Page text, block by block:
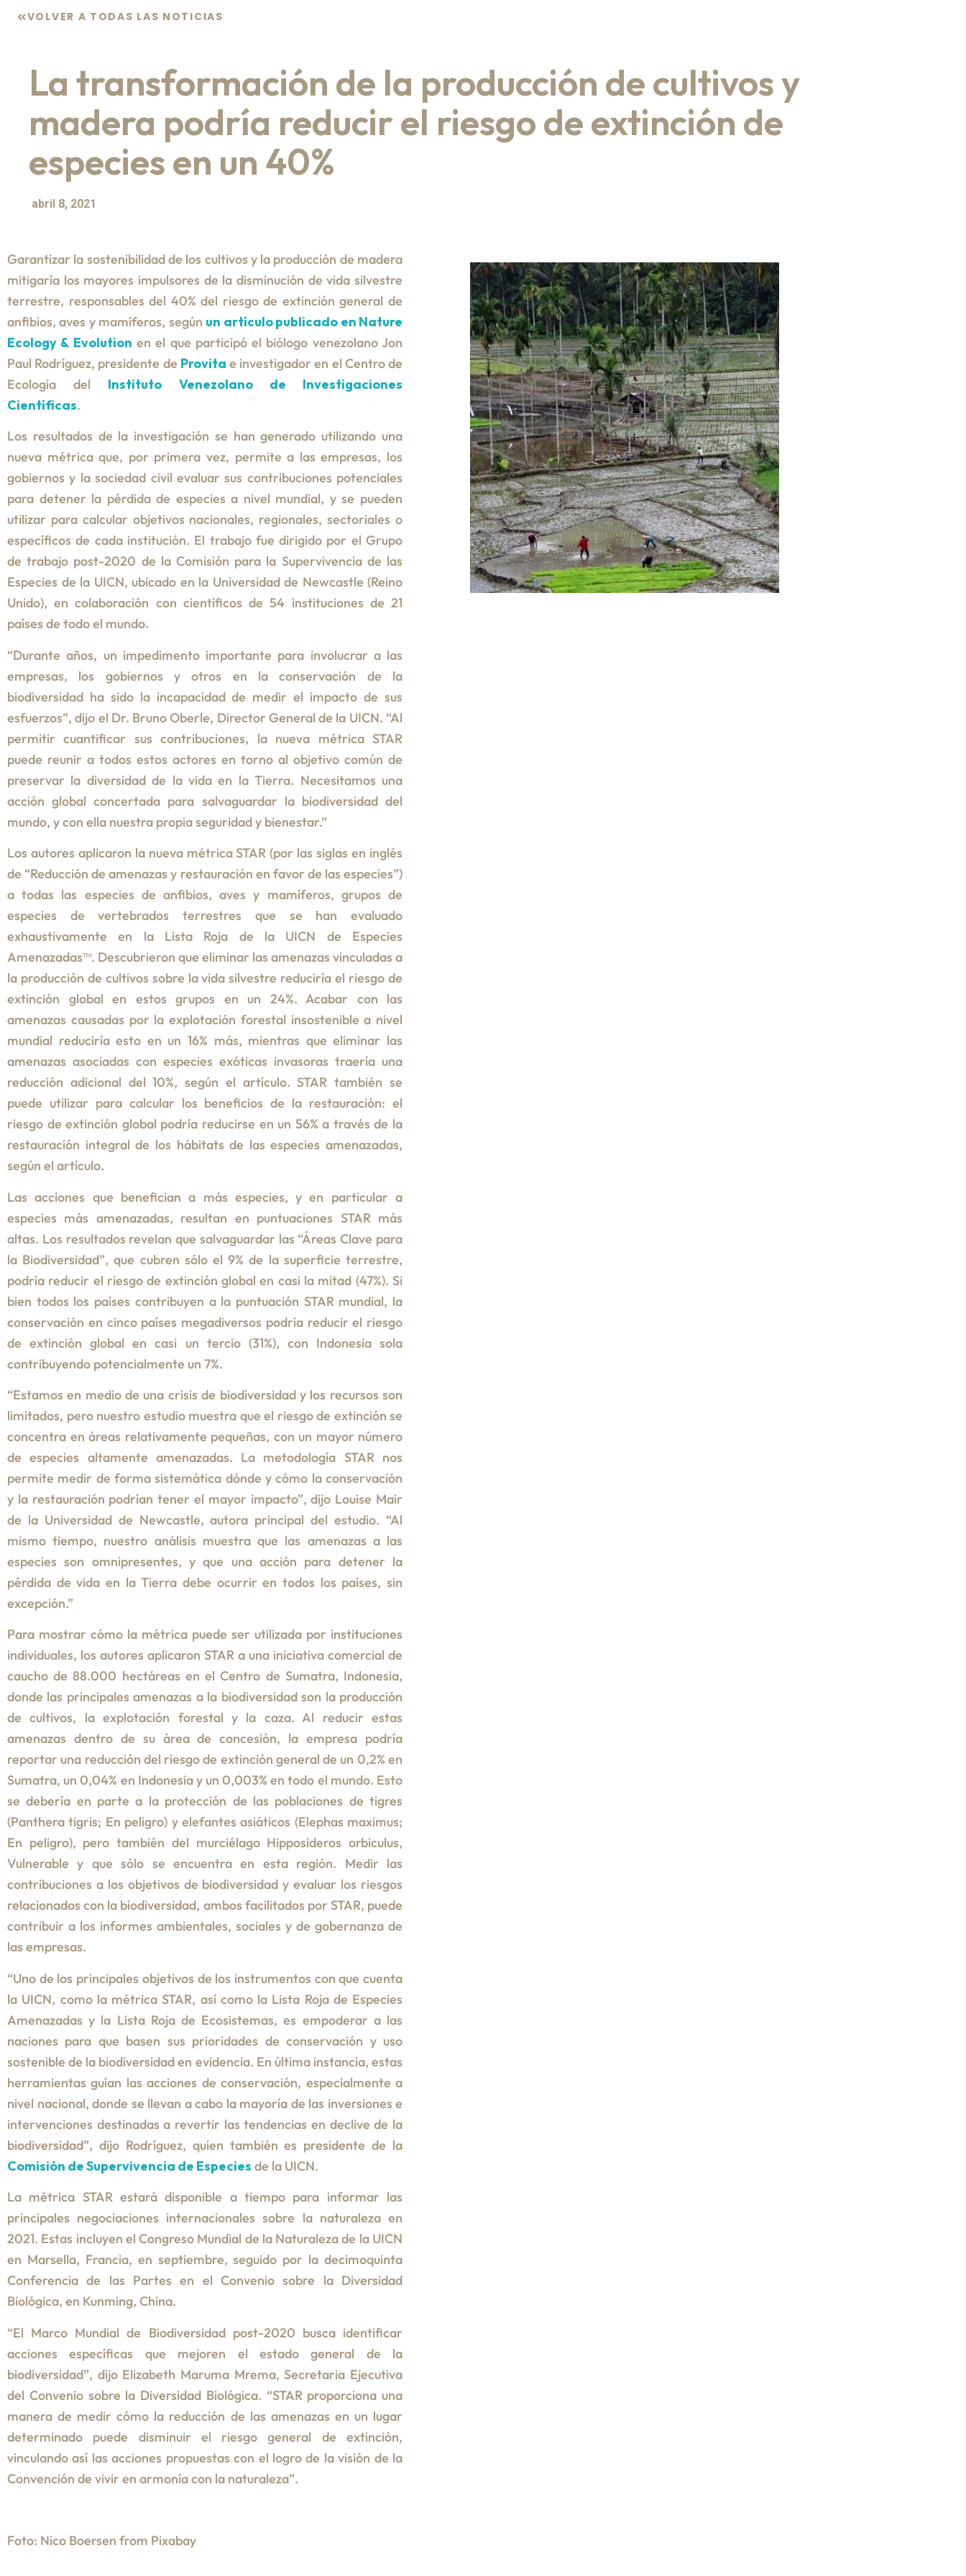
VOLVER A TODAS LAS NOTICIAS
La transformación de la producción de cultivos y
madera podría reducir el riesgo de extinción de
especies en un 40%
abril 8, 2021
Garantizar la sostenibilidad de los cultivos y la producción de madera
mitigaría los mayores impulsores de la disminución de vida silvestre
terrestre, responsables del 40% del riesgo de extinción general de
anfibios, aves y mamíferos, según un artículo publicado en Nature
Ecology & Evolution en el que participó el biólogo venezolano Jon
Paul Rodríguez, presidente de Provita e investigador en el Centro de
Ecología del Instituto Venezolano de Investigaciones
Científicas.
Los resultados de la investigación se han generado utilizando una
nueva métrica que, por primera vez, permite a las empresas, los
gobiernos y la sociedad civil evaluar sus contribuciones potenciales
para detener la pérdida de especies a nivel mundial, y se pueden
utilizar para calcular objetivos nacionales, regionales, sectoriales o
específicos de cada institución. El trabajo fue dirigido por el Grupo
de trabajo post-2020 de la Comisión para la Supervivencia de las
Especies de la UICN, ubicado en la Universidad de Newcastle (Reino
Unido), en colaboración con científicos de 54 instituciones de 21
países de todo el mundo.
“Durante años, un impedimento importante para involucrar a las
empresas, los gobiernos y otros en la conservación de la
biodiversidad ha sido la incapacidad de medir el impacto de sus
esfuerzos”, dijo el Dr. Bruno Oberle, Director General de la UICN. “Al
permitir cuantificar sus contribuciones, la nueva métrica STAR
puede reunir a todos estos actores en torno al objetivo común de
preservar la diversidad de la vida en la Tierra. Necesitamos una
acción global concertada para salvaguardar la biodiversidad del
mundo, y con ella nuestra propia seguridad y bienestar.”
Los autores aplicaron la nueva métrica STAR (por las siglas en inglés
de “Reducción de amenazas y restauración en favor de las especies”)
a todas las especies de anfibios, aves y mamíferos, grupos de
especies de vertebrados terrestres que se han evaluado
exhaustivamente en la Lista Roja de la UICN de Especies
Amenazadas™. Descubrieron que eliminar las amenazas vinculadas a
la producción de cultivos sobre la vida silvestre reduciría el riesgo de
extinción global en estos grupos en un 24%. Acabar con las
amenazas causadas por la explotación forestal insostenible a nivel
mundial reduciría esto en un 16% más, mientras que eliminar las
amenazas asociadas con especies exóticas invasoras traería una
reducción adicional del 10%, según el artículo. STAR también se
puede utilizar para calcular los beneficios de la restauración: el
riesgo de extinción global podría reducirse en un 56% a través de la
restauración integral de los hábitats de las especies amenazadas,
según el artículo.
Las acciones que benefician a más especies, y en particular a
especies más amenazadas, resultan en puntuaciones STAR más
altas. Los resultados revelan que salvaguardar las “Áreas Clave para
la Biodiversidad”, que cubren sólo el 9% de la superficie terrestre,
podría reducir el riesgo de extinción global en casi la mitad (47%). Si
bien todos los países contribuyen a la puntuación STAR mundial, la
conservación en cinco países megadiversos podría reducir el riesgo
de extinción global en casi un tercio (31%), con Indonesia sola
contribuyendo potencialmente un 7%.
“Estamos en medio de una crisis de biodiversidad y los recursos son
limitados, pero nuestro estudio muestra que el riesgo de extinción se
concentra en áreas relativamente pequeñas, con un mayor número
de especies altamente amenazadas. La metodología STAR nos
permite medir de forma sistemática dónde y cómo la conservación
y la restauración podrían tener el mayor impacto”, dijo Louise Mair
de la Universidad de Newcastle, autora principal del estudio. “Al
mismo tiempo, nuestro análisis muestra que las amenazas a las
especies son omnipresentes, y que una acción para detener la
pérdida de vida en la Tierra debe ocurrir en todos los países, sin
excepción.”
Para mostrar cómo la métrica puede ser utilizada por instituciones
individuales, los autores aplicaron STAR a una iniciativa comercial de
caucho de 88.000 hectáreas en el Centro de Sumatra, Indonesia,
donde las principales amenazas a la biodiversidad son la producción
de cultivos, la explotación forestal y la caza. Al reducir estas
amenazas dentro de su área de concesión, la empresa podría
reportar una reducción del riesgo de extinción general de un 0,2% en
Sumatra, un 0,04% en Indonesia y un 0,003% en todo el mundo. Esto
se debería en parte a la protección de las poblaciones de tigres
(Panthera tigris; En peligro) y elefantes asiáticos (Elephas maximus;
En peligro), pero también del murciélago Hipposideros orbiculus,
Vulnerable y que sólo se encuentra en esta región. Medir las
contribuciones a los objetivos de biodiversidad y evaluar los riesgos
relacionados con la biodiversidad, ambos facilitados por STAR, puede
contribuir a los informes ambientales, sociales y de gobernanza de
las empresas.
“Uno de los principales objetivos de los instrumentos con que cuenta
la UICN, como la métrica STAR, así como la Lista Roja de Especies
Amenazadas y la Lista Roja de Ecosistemas, es empoderar a las
naciones para que basen sus prioridades de conservación y uso
sostenible de la biodiversidad en evidencia. En última instancia, estas
herramientas guían las acciones de conservación, especialmente a
nivel nacional, donde se llevan a cabo la mayoría de las inversiones e
intervenciones destinadas a revertir las tendencias en declive de la
biodiversidad”, dijo Rodríguez, quien también es presidente de la
Comisión de Supervivencia de Especies de la UICN.
La métrica STAR estará disponible a tiempo para informar las
principales negociaciones internacionales sobre la naturaleza en
2021. Estas incluyen el Congreso Mundial de la Naturaleza de la UICN
en Marsella, Francia, en septiembre, seguido por la decimoquinta
Conferencia de las Partes en el Convenio sobre la Diversidad
Biológica, en Kunming, China.
“El Marco Mundial de Biodiversidad post-2020 busca identificar
acciones específicas que mejoren el estado general de la
biodiversidad”, dijo Elizabeth Maruma Mrema, Secretaria Ejecutiva
del Convenio sobre la Diversidad Biológica. “STAR proporciona una
manera de medir cómo la reducción de las amenazas en un lugar
determinado puede disminuir el riesgo general de extinción,
vinculando así las acciones propuestas con el logro de la visión de la
Convención de vivir en armonía con la naturaleza”.
Foto: Nico Boersen from Pixabay